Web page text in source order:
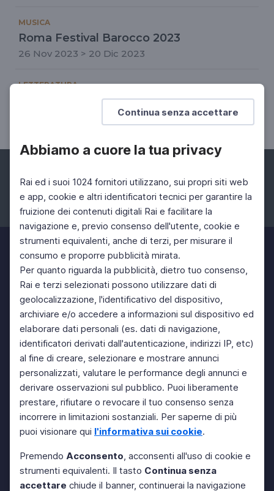
Continua senza accettare
Abbiamo a cuore la tua privacy
Rai ed i suoi 1024 fornitori utilizzano, sui propri siti web
e app, cookie e altri identificatori tecnici per garantire la
fruizione dei contenuti digitali Rai e facilitare la
navigazione e, previo consenso dell'utente, cookie e
strumenti equivalenti, anche di terzi, per misurare il
consumo e proporre pubblicità mirata.
Per quanto riguarda la pubblicità, dietro tuo consenso,
Rai e terzi selezionati possono utilizzare dati di
geolocalizzazione, l'identificativo del dispositivo,
archiviare e/o accedere a informazioni sul dispositivo ed
elaborare dati personali (es. dati di navigazione,
identificatori derivati dall'autenticazione, indirizzi IP, etc)
al fine di creare, selezionare e mostrare annunci
personalizzati, valutare le performance degli annunci e
derivare osservazioni sul pubblico. Puoi liberamente
prestare, rifiutare o revocare il tuo consenso senza
incorrere in limitazioni sostanziali. Per saperne di più
puoi visionare qui l'informativa sui cookie.
Premendo Acconsento, acconsenti all'uso di cookie e
strumenti equivalenti. Il tasto Continua senza
accettare chiude il banner, continuerai la navigazione
MUSICA
Roma Festival Barocco 2023
26 Nov 2023 > 20 Dic 2023
LETTERATURA
Alberto Riva, Il maestro e l'infanta
Come nacquero le sonate di Domenico Scarlatti
Facebook Instagram Twitter